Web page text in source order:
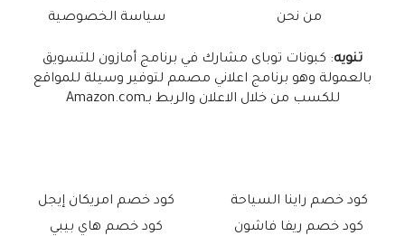
من نحن
سياسة الخصوصية
تنويه: كبونات توباى مشارك في برنامج أمازون للتسويق
بالعمولة وهو برنامج اعلاني مصمم لتوفير وسيلة للمواقع
للكسب من خلال الاعلان والربط بـAmazon.com
كود خصم راينا السياحة
كود خصم ريفا فاشون
كود خصم امريكان إيجل
كود خصم هاي بيبي